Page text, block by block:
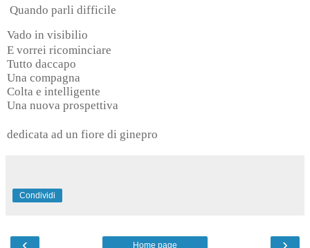
Quando parli difficile
Vado in visibilio
E vorrei ricominciare
Tutto daccapo
Una compagna
Colta e intelligente
Una nuova prospettiva
dedicata ad un fiore di ginepro
Condividi
Home page